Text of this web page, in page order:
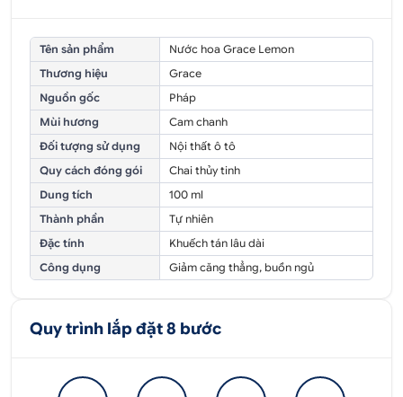
Tên sản phẩm
Nước hoa Grace Lemon
Thương hiệu
Grace
Nguồn gốc
Pháp
Mùi hương
Cam chanh
Đối tượng sử dụng
Nội thất ô tô
Quy cách đóng gói
Chai thủy tinh
Dung tích
100 ml
Thành phần
Tự nhiên
Đặc tính
Khuếch tán lâu dài
Công dụng
Giảm căng thẳng, buồn ngủ
Quy trình lắp đặt 8 bước